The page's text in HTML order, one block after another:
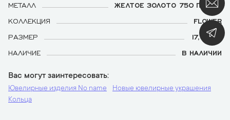
МЕТАЛЛ
ЖЕЛТОЕ ЗОЛОТО 750 ПРОБЫ
КОЛЛЕКЦИЯ
FLOWER
РАЗМЕР
17,0 (54)
НАЛИЧИЕ
В НАЛИЧИИ
Вас могут заинтересовать
Ювелирные изделия No name
Новые ювелирные украшения
Кольца